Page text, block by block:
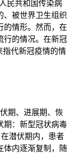
民共和国传染病
、被世界卫生组织
的情形。然而，在
行的情况。在新冠
指代新冠疫情的情
期、进展期、恢
期：新型冠状病毒
潜伏期内，患者
体内逐渐复制，随